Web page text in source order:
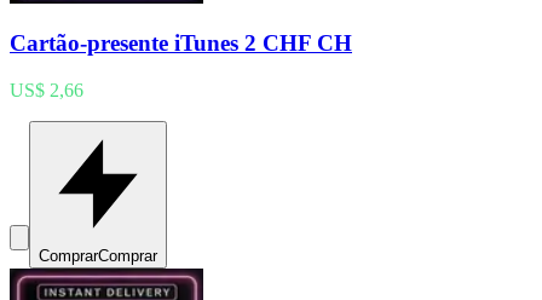
Cartão-presente iTunes 2 CHF CH
US$ 2,66
ComprarComprar